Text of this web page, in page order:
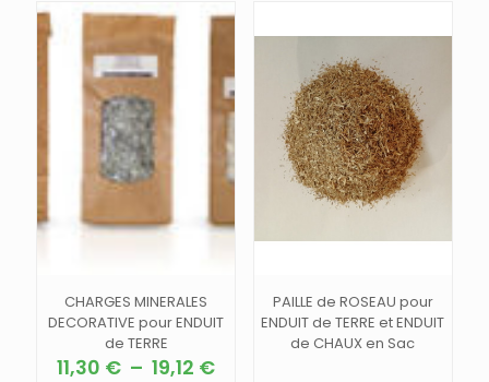
à
40,18 €
plusieurs
variations.
Les
options
peuvent
être
choisies
sur
la
du
options
peuvent
être
choisies
sur
la
page
du
CHARGES MINERALES
DECORATIVE pour ENDUIT
de TERRE
11,30 € – 19,12 €Plage
PAILLE de ROSEAU pour
ENDUIT de TERRE et ENDUIT
de CHAUX en Sac